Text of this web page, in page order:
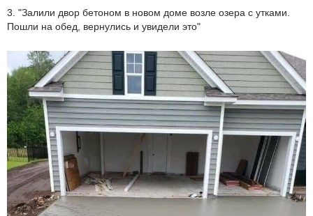
3. "Залили двор бетоном в новом доме возле озера с утками.
Пошли на обед, вернулись и увидели это"